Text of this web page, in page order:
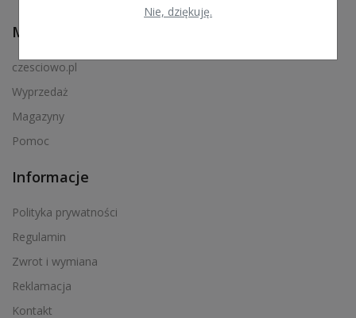
Nie, dziękuję.
Menu podręczne
czesciowo.pl
Wyprzedaż
Magazyny
Pomoc
Informacje
Polityka prywatności
Regulamin
Zwrot i wymiana
Reklamacja
Kontakt